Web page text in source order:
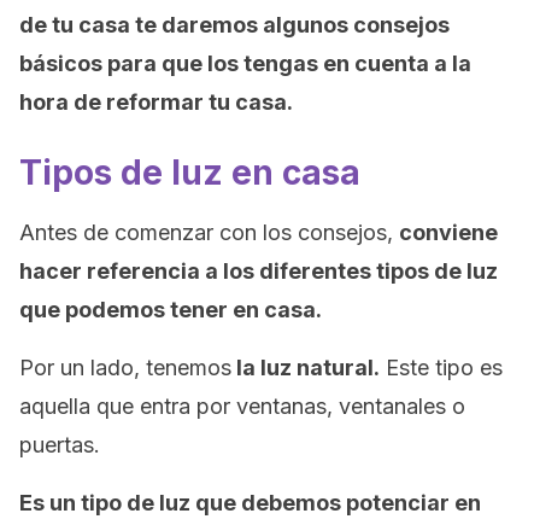
de tu casa te daremos algunos consejos
básicos para que los tengas en cuenta a la
hora de reformar tu casa.
Tipos de luz en casa
Antes de comenzar con los consejos, conviene
hacer referencia a los diferentes tipos de luz
que podemos tener en casa.
Por un lado, tenemos la luz natural. Este tipo es
aquella que entra por ventanas, ventanales o
puertas.
Es un tipo de luz que debemos potenciar en